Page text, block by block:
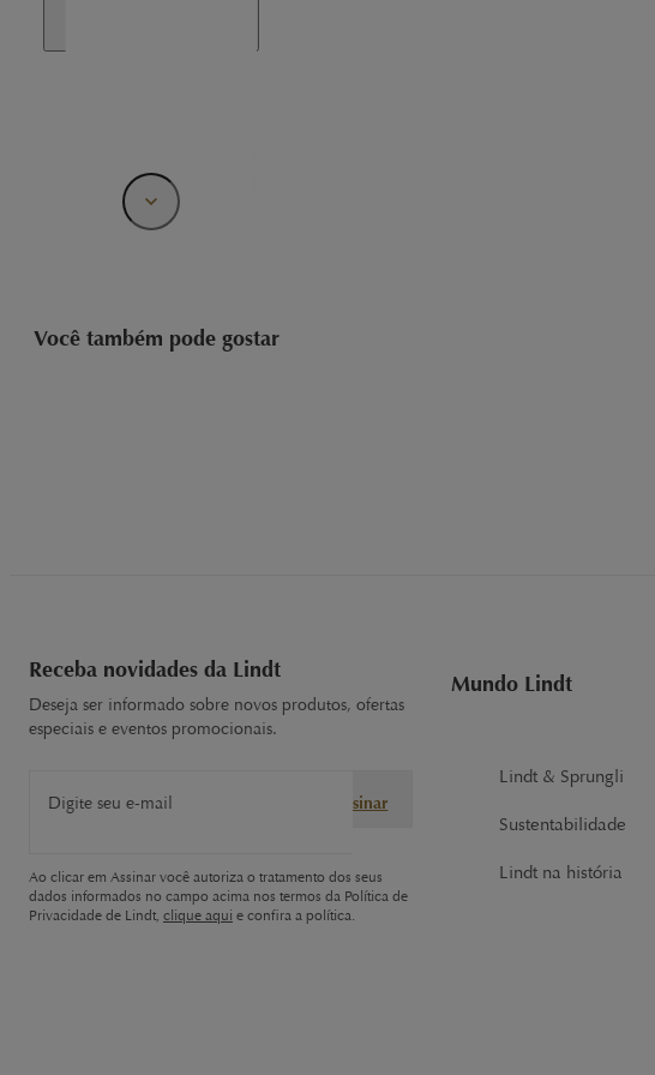
Você também pode gostar
Receba novidades da Lindt
Deseja ser informado sobre novos produtos, ofertas
especiais e eventos promocionais.
Digite seu e-mail Assinar
Ao clicar em Assinar você autoriza o tratamento dos seus
dados informados no campo acima nos termos da Política de
Privacidade de Lindt, clique aqui e confira a política.
Mundo Lindt
Lindt & Sprungli
Sustentabilidade
Lindt na história